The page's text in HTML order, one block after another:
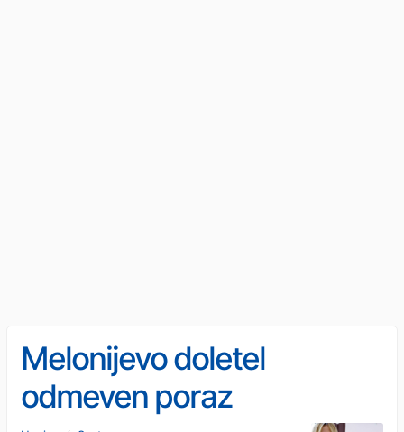
Melonijevo doletel
odmeven poraz